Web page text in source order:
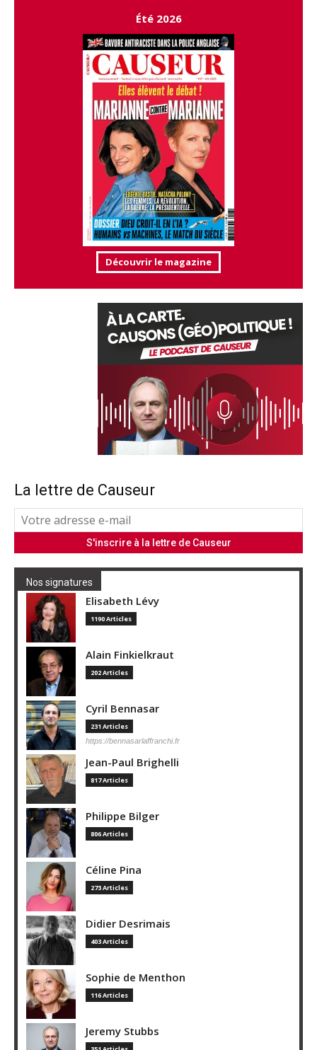
Été 2026
Découvrir le magazine
La lettre de Causeur
Nos signatures
Elisabeth Lévy
1190 Articles
Alain Finkielkraut
202 Articles
Cyril Bennasar
231 Articles
https://bennasarlaffranchi.fr
Jean-Paul Brighelli
817 Articles
Philippe Bilger
806 Articles
Céline Pina
273 Articles
Didier Desrimais
403 Articles
Sophie de Menthon
116 Articles
Jeremy Stubbs